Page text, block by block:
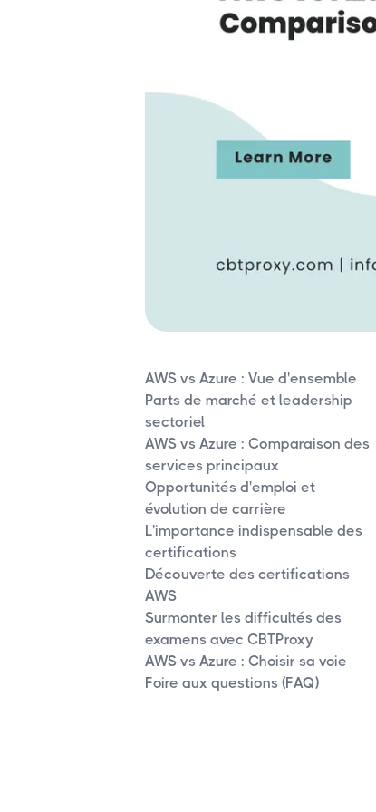
AWS vs Azure : Vue d'ensemble
Parts de marché et leadership
sectoriel
AWS vs Azure : Comparaison des
services principaux
Opportunités d'emploi et
évolution de carrière
L'importance indispensable des
certifications
Découverte des certifications
AWS
Surmonter les difficultés des
examens avec CBTProxy
AWS vs Azure : Choisir sa voie
Foire aux questions (FAQ)